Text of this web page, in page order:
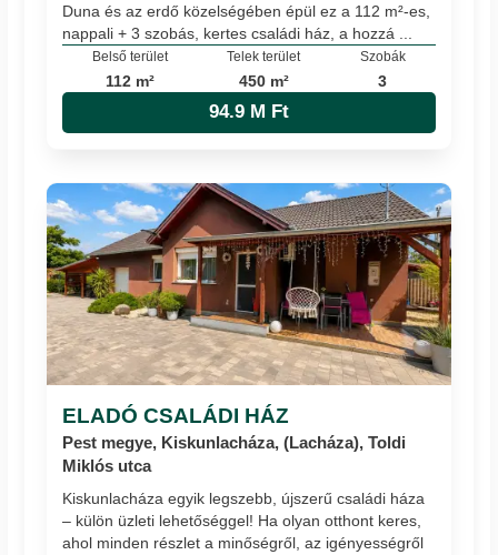
Duna és az erdő közelségében épül ez a 112 m²-es,
nappali + 3 szobás, kertes családi ház, a hozzá ...
Belső terület
112 m²
Telek terület
450 m²
Szobák
3
94.9 M Ft
ELADÓ CSALÁDI HÁZ
Pest megye, Kiskunlacháza, (Lacháza), Toldi
Miklós utca
Kiskunlacháza egyik legszebb, újszerű családi háza
– külön üzleti lehetőséggel! Ha olyan otthont keres,
ahol minden részlet a minőségről, az igényességről